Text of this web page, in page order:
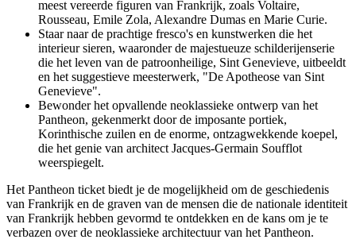
meest vereerde figuren van Frankrijk, zoals Voltaire,
Rousseau, Emile Zola, Alexandre Dumas en Marie Curie.
Staar naar de prachtige fresco's en kunstwerken die het
interieur sieren, waaronder de majestueuze schilderijenserie
die het leven van de patroonheilige, Sint Genevieve, uitbeeldt
en het suggestieve meesterwerk, "De Apotheose van Sint
Genevieve".
Bewonder het opvallende neoklassieke ontwerp van het
Pantheon, gekenmerkt door de imposante portiek,
Korinthische zuilen en de enorme, ontzagwekkende koepel,
die het genie van architect Jacques-Germain Soufflot
weerspiegelt.
Het Pantheon ticket biedt je de mogelijkheid om de geschiedenis
van Frankrijk en de graven van de mensen die de nationale identiteit
van Frankrijk hebben gevormd te ontdekken en de kans om je te
verbazen over de neoklassieke architectuur van het Pantheon.